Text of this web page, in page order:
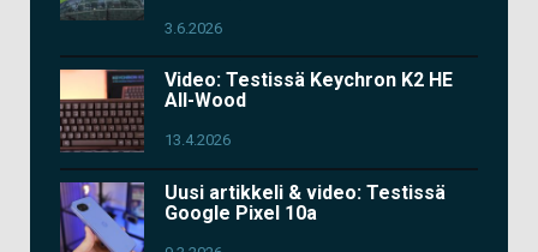
3.6.2026
Video: Testissä Keychron K2 HE
All-Wood
13.4.2026
Uusi artikkeli & video: Testissä
Google Pixel 10a